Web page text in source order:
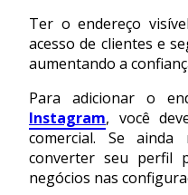
Ter o endereço
acesso de clientes e
aumentando a
Para adicionar o
Instagram, você
comercial. Se
converter seu perfil
negócios nas